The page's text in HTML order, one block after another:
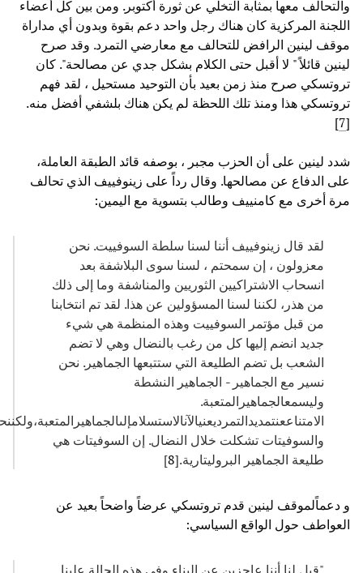
والتحالف معها بمثابة التخلي عن ثورة أكتوبر. ومن بين كل أعضاء
اللجنة المركزية كان هناك رجل واحد دعم بقوة وبدون أي مداراة
موقف لينين الرافض للتحالف مع معارضي التمرد. وقد صرح
لينين قائلاً " لا أقبل حتى الكلام بشكل جدي عن مصالحة". كان
تروتسكي صرح منذ زمن بعيد بأن التوحيد مستحيل ، لقد فهم
تروتسكي هذا ومنذ تلك اللحظة لم يكن هناك بلشفي أفضل منه.
[
7
]
شدد لينين على أن الحزب مجبر ، بوصفه قائد الطبقة العاملة،
على الدفاع عن مصالحها. وقال رداً على زينوفييف الذي تحالف
مرة أخرى مع كامنييف وطالب بتسوية مع اليمين:
لقد قال زينوفييف أننا لسنا سلطة السوفييت. نحن
معزولون ، إن سمحتم ، لسنا سوى البلاشفة بعد
انسحاب الاشتراكيين الثوريين والمناشفة وما إلى ذلك
من هذر، لكننا لسنا المسؤولين عن هذا. لقد تم انتخابنا
من قبل مؤتمر السوفييت وهذه المنظمة هي شيء
جديد انضم إليها كل من رغب بالنضال وهي لا تضم
الشعب بل تضم الطليعة التي ستتبعها الجماهير. نحن
نسير مع الجماهير - الجماهير النشطة
وليسمعالجماهيرالمتعبة.
والسوفيتات تشكلت خلال النضال. إن السوفيتات هي
طليعة الجماهير البروليتارية.[8
]
و دعماًلموقف لينين قدم تروتسكي عرضاً واضحاً بعيد عن
العواطف حول الواقع السياسي:
"قيل لنا أننا عاجزين عن البناء وفي هذه الحالة علينا